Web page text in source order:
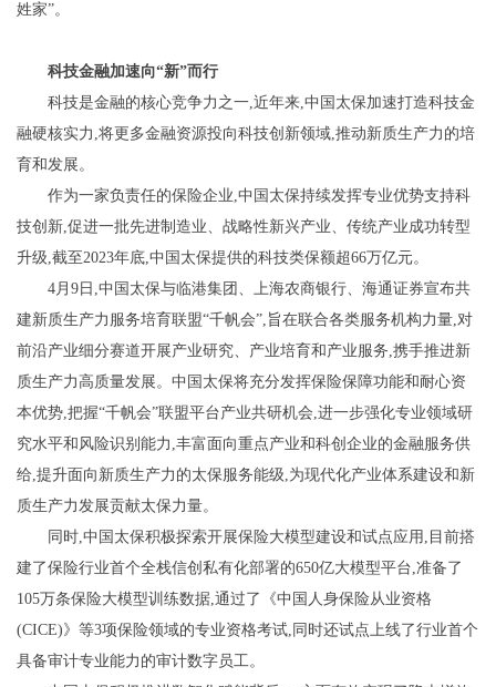
姓家”。
科技金融加速向“新”而行
科技是金融的核心竞争力之一,近年来,中国太保加速打造科技金
融硬核实力,将更多金融资源投向科技创新领域,推动新质生产力的培
育和发展。
作为一家负责任的保险企业,中国太保持续发挥专业优势支持科
技创新,促进一批先进制造业、战略性新兴产业、传统产业成功转型
升级,截至2023年底,中国太保提供的科技类保额超66万亿元。
4月9日,中国太保与临港集团、上海农商银行、海通证券宣布共
建新质生产力服务培育联盟“千帆会”,旨在联合各类服务机构力量,对
前沿产业细分赛道开展产业研究、产业培育和产业服务,携手推进新
质生产力高质量发展。中国太保将充分发挥保险保障功能和耐心资
本优势,把握“千帆会”联盟平台产业共研机会,进一步强化专业领域研
究水平和风险识别能力,丰富面向重点产业和科创企业的金融服务供
给,提升面向新质生产力的太保服务能级,为现代化产业体系建设和新
质生产力发展贡献太保力量。
同时,中国太保积极探索开展保险大模型建设和试点应用,目前搭
建了保险行业首个全栈信创私有化部署的650亿大模型平台,准备了
105万条保险大模型训练数据,通过了《中国人身保险从业资格
(CICE)》等3项保险领域的专业资格考试,同时还试点上线了行业首个
具备审计专业能力的审计数字员工。